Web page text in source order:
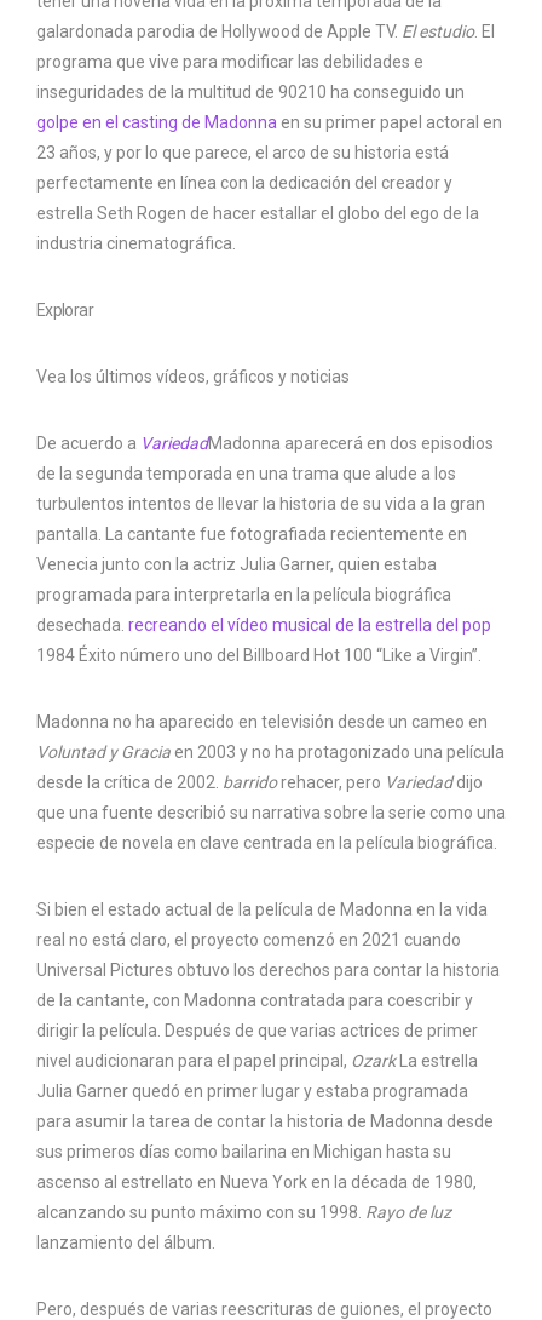
galardonada parodia de Hollywood de Apple TV. El estudio. El
programa que vive para modificar las debilidades e
inseguridades de la multitud de 90210 ha conseguido un
golpe en el casting de Madonna en su primer papel actoral en
23 años, y por lo que parece, el arco de su historia está
perfectamente en línea con la dedicación del creador y
estrella Seth Rogen de hacer estallar el globo del ego de la
industria cinematográfica.
Explorar
Vea los últimos vídeos, gráficos y noticias
De acuerdo a VariedadMadonna aparecerá en dos episodios
de la segunda temporada en una trama que alude a los
turbulentos intentos de llevar la historia de su vida a la gran
pantalla. La cantante fue fotografiada recientemente en
Venecia junto con la actriz Julia Garner, quien estaba
programada para interpretarla en la película biográfica
desechada. recreando el vídeo musical de la estrella del pop
1984 Éxito número uno del Billboard Hot 100 “Like a Virgin”.
Madonna no ha aparecido en televisión desde un cameo en
Voluntad y Gracia en 2003 y no ha protagonizado una película
desde la crítica de 2002. barridorehacer, pero Variedaddijo
que una fuente describió su narrativa sobre la serie como una
especie de novela en clave centrada en la película biográfica.
Si bien el estado actual de la película de Madonna en la vida
real no está claro, el proyecto comenzó en 2021 cuando
Universal Pictures obtuvo los derechos para contar la historia
de la cantante, con Madonna contratada para coescribir y
dirigir la película. Después de que varias actrices de primer
nivel audicionaran para el papel principal, OzarkLa estrella
Julia Garner quedó en primer lugar y estaba programada
para asumir la tarea de contar la historia de Madonna desde
sus primeros días como bailarina en Michigan hasta su
ascenso al estrellato en Nueva York en la década de 1980,
alcanzando su punto máximo con su 1998. Rayo de luz
lanzamiento del álbum.
Pero, después de varias reescrituras de guiones, el proyecto